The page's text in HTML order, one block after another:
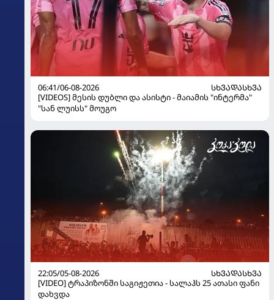
06:41/06-08-2026
ᲡᲮᲕᲐᲓᲐᲡᲮᲕᲐ
[VIDEOS] მესის დუბლი და ასისტი - მაიამის "ინტერმა"
"სან ლუისს" მოუგო
22:05/05-08-2026
ᲡᲮᲕᲐᲓᲐᲡᲮᲕᲐ
[VIDEO] ტრაპიზონში საგიჟეთია - სალაჰს 25 ათასი ფანი
დახვდა